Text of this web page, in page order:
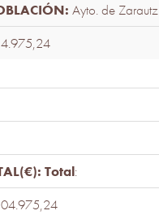
Ayto. de Zarautz
4.975,24
Total:
04.975,24